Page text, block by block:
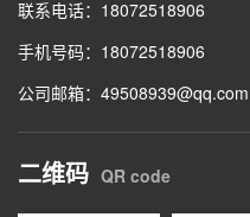
联系电话：18072518906
手机号码：18072518906
公司邮箱：49508939@qq.com
二维码 QR code